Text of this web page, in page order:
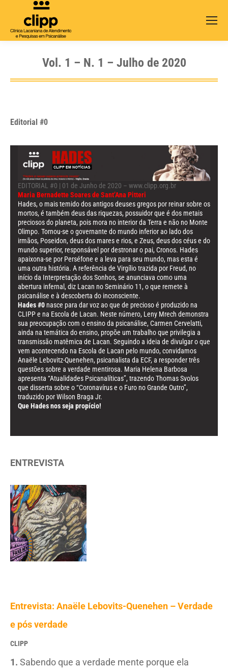
Vol. 1 – N. 1 – Julho de 2020
Editorial #0
EDITORIAL #0 | 01 de Junho de 2020 – www.clipp.org.br
Maria Bernadette Soares de Sant’Ana Pitteri
Hades, o mais temido dos antigos deuses gregos por reinar sobre os
mortos, é também deus das riquezas, possuidor que é dos metais
preciosos do planeta, pois mora no interior da Terra e não no Monte
Olimpo. Tornou-se o governante do mundo inferior ao lado dos
irmãos, Poseidon, deus dos mares e rios, e Zeus, deus dos céus e do
mundo superior, responsável por destronar o pai, Cronos. Hades
apaixona-se por Perséfone e a leva para seu mundo, mas esta é
uma outra história. A referência de Virgílio trazida por Freud, no
início da Interpretação dos Sonhos, se anunciava como uma
abertura infernal, diz Lacan no Seminário 11, o que remete à
psicanálise e à descoberta do inconsciente.
Hades #0 nasce para dar voz ao que de precioso é produzido na
CLIPP e na Escola de Lacan. Neste número, Leny Mrech demonstra
sua preocupação com o ensino da psicanálise, Carmen Cervelatti,
ainda na temática do ensino, propõe um trabalho que privilegia a
transmissão matêmica de Lacan. Seguindo a ideia de divulgar o que
vem acontecendo na Escola de Lacan pelo mundo, convidamos
Anaële Lebovitz-Quenehen, psicanalista da ECF, a responder três
questões sobre a verdade mentirosa. Maria Helena Barbosa
apresenta “Atualidades Psicanalíticas”, trazendo Thomas Svolos
que disserta sobre o “Coronavírus e o Furo no Grande Outro”,
traduzido por Wilson Braga Jr.
Que Hades nos seja propício!
ENTREVISTA
Entrevista: Anaële Lebovits-Quenehen – Verdade
e pós verdade
CLIPP
1. Sabendo que a verdade mente porque ela